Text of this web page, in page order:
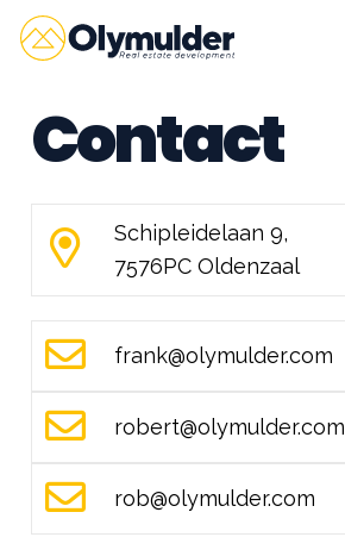
Contact
Schipleidelaan 9,
7576PC Oldenzaal
frank@olymulder.com
robert@olymulder.com
rob@olymulder.com